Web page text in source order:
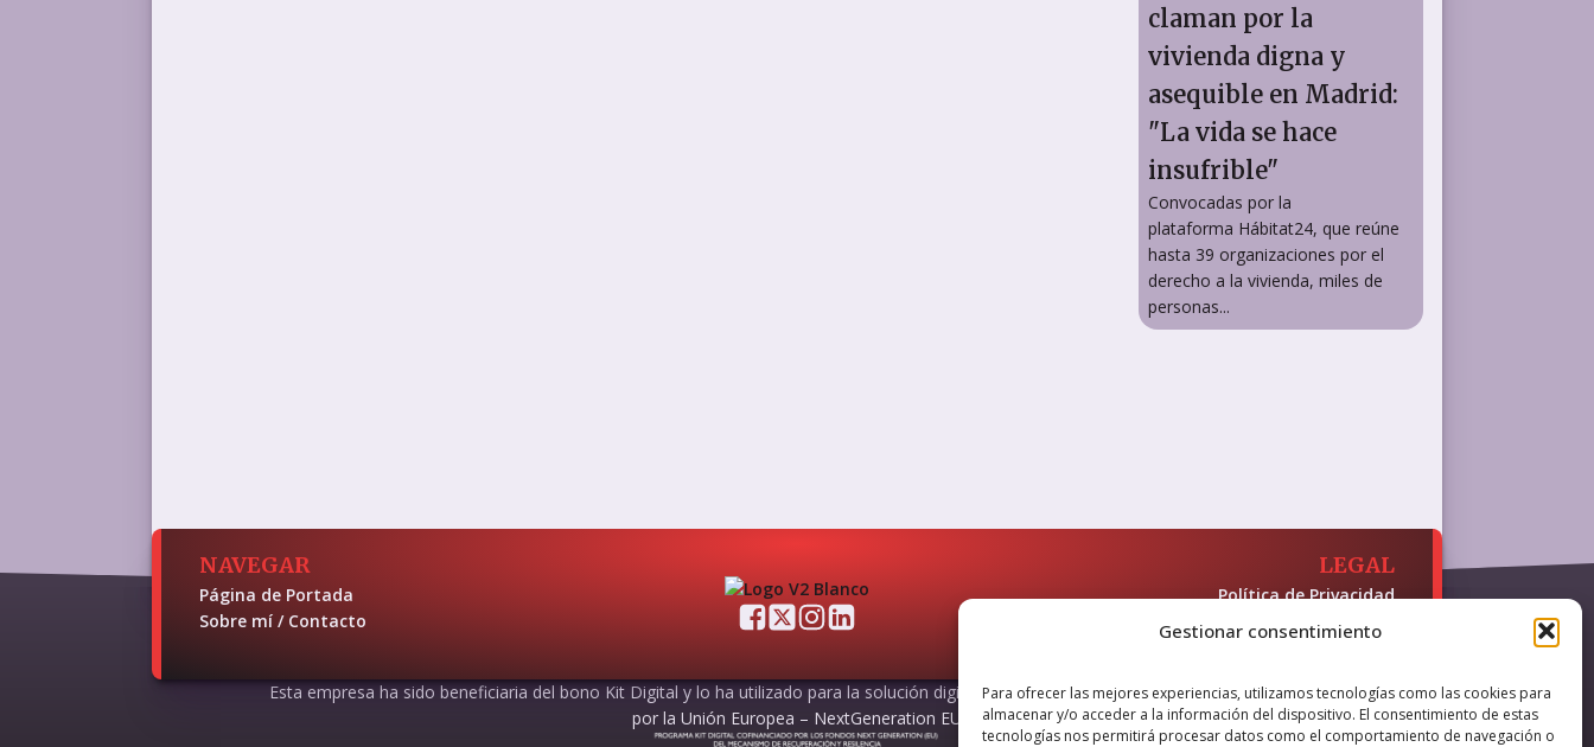
Gestionar consentimiento
Para ofrecer las mejores experiencias, utilizamos tecnologías como las cookies para
almacenar y/o acceder a la información del dispositivo. El consentimiento de estas
tecnologías nos permitirá procesar datos como el comportamiento de navegación o
claman por la
vivienda digna y
asequible en Madrid:
"La vida se hace
insufrible"
Convocadas por la
plataforma Hábitat24, que reúne
hasta 39 organizaciones por el
derecho a la vivienda, miles de
personas...
NAVEGAR
Página de Portada
Sobre mí / Contacto
LEGAL
Política de Privacidad
Política de Cookies
Esta empresa ha sido beneficiaria del bono Kit Digital y lo ha utilizado para la solución digital: Sitio web y presencia en internet, financiado
por la Unión Europea – NextGeneration EU